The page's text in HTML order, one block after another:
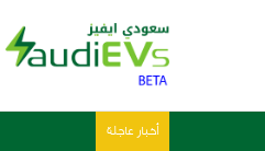
أخبار عاجلة